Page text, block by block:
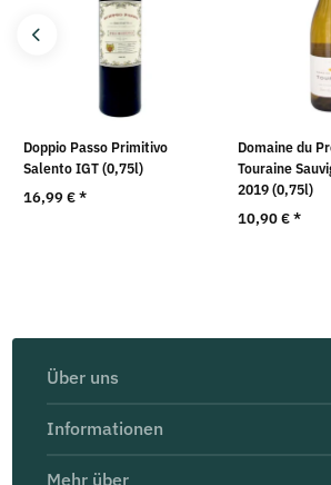
Doppio Passo Primitivo
Salento IGT (0,75l)
16,99 €*
Domaine du
Touraine
2019 (0,75l)
10,90 €*
Über uns
Informationen
Mehr über